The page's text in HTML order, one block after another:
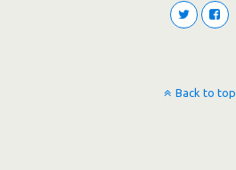
Back to top